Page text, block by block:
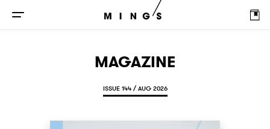
MAGAZINE
ISSUE 144 / AUG 2026